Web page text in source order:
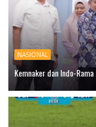
NASIONAL
Kemnaker dan Indo-